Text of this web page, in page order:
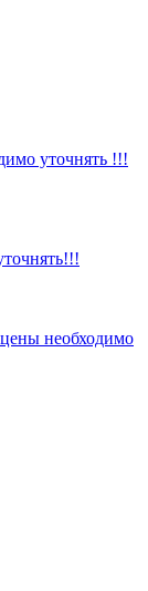
уточнять !!!
необходимо